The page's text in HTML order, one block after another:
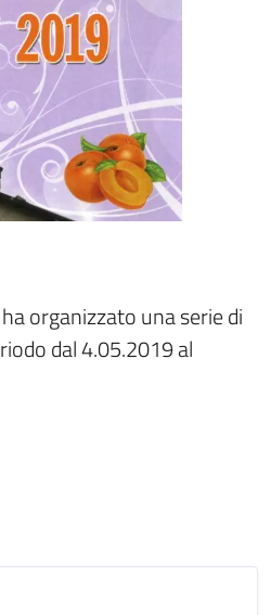
organizzato una serie di
dal 4.05.2019 al